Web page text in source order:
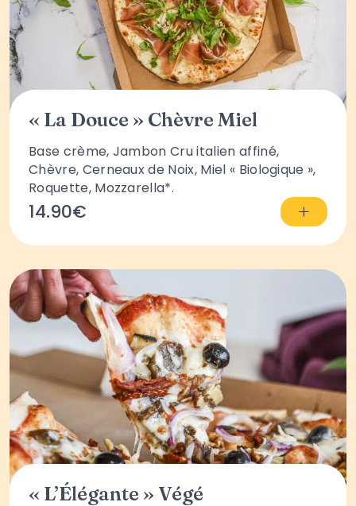
« La Douce » Chèvre Miel
Base crème, Jambon Cru italien affiné,
Chèvre, Cerneaux de Noix, Miel « Biologique »,
Roquette, Mozzarella*.
14.90€ +
« L’Élégante » Végé